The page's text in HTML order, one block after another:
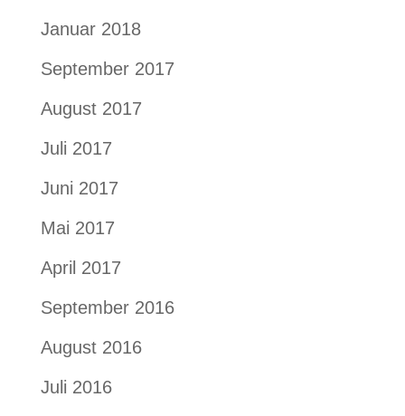
Januar 2018
September 2017
August 2017
Juli 2017
Juni 2017
Mai 2017
April 2017
September 2016
August 2016
Juli 2016